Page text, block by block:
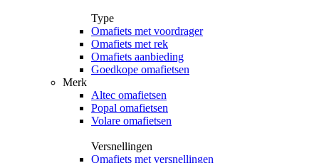
Type
Omafiets met voordrager
Omafiets met rek
Omafiets aanbieding
Goedkope omafietsen
Merk
Altec omafietsen
Popal omafietsen
Volare omafietsen
Versnellingen
Omafiets met versnellingen